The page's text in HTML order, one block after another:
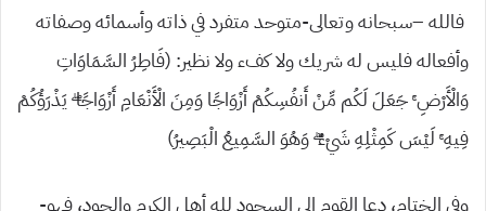
فالله –سبحانه وتعالى-متوحد متفرد في ذاته وأسمائه وصفاته
وأفعاله فليس له شريك ولا كفء ولا نظير: (فَاطِرُ السَّمَاوَاتِ
وَالْأَرْضِ ۚ جَعَلَ لَكُم مِّنْ أَنفُسِكُمْ أَزْوَاجًا وَمِنَ الْأَنْعَامِ أَزْوَاجًا ۖ يَذْرَؤُكُمْ
فِيهِ ۚ لَيْسَ كَمِثْلِهِ شَيْءٌ ۖ وَهُوَ السَّمِيعُ الْبَصِيرُ)
وفي الختام، دعا القوم إلى السجود لله أهل الكرم والجود، فهو-